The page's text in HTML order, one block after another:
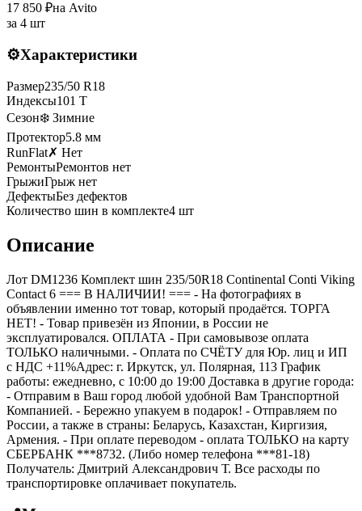
17 850 ₽на Avito
за 4 шт
⚙️Характеристики
Размер235/50 R18
Индексы101 T
Сезон❄️ Зимние
Протектор5.8 мм
RunFlat✗ Нет
РемонтыРемонтов нет
ГрыжиГрыж нет
ДефектыБез дефектов
Количество шин в комплекте4 шт
Описание
Лот DM1236 Комплект шин 235/50R18 Continental Conti Viking
Contact 6 === B НАЛИЧИИ! === - На фотографиях в
объявлении именно тот товар, который продаётся. ТОРГА
НЕТ! - Товар привезён из Японии, в России не
эксплуатировался. ОПЛАТА - При самовывозе оплата
ТОЛЬКО наличными. - Оплата по СЧЁТУ для Юр. лиц и ИП
с НДС +11%Адрес: г. Иркутск, ул. Полярная, 113 График
работы: ежедневно, с 10:00 до 19:00 Доставка в другие города:
- Отправим в Ваш город любой удобной Вам Транспортной
Компанией. - Бережно упакуем в подарок! - Отправляем по
России, а также в страны: Беларусь, Казахстан, Киргизия,
Армения. - При оплате переводом - оплата ТОЛЬКО на карту
СБЕРБАНК ***8732. (Либо номер телефона ***81-18)
Получатель: Дмитрий Александрович Т. Все расходы по
транспортировке оплачивает покупатель.